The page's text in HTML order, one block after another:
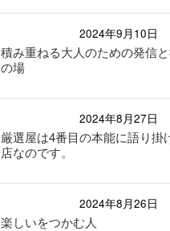
2024年9月10日
積み重ねる大人のための発信
の場
2024年8月27日
厳選屋は4番目の本能に語り掛
店なのです。
2024年8月26日
楽しいをつかむ人